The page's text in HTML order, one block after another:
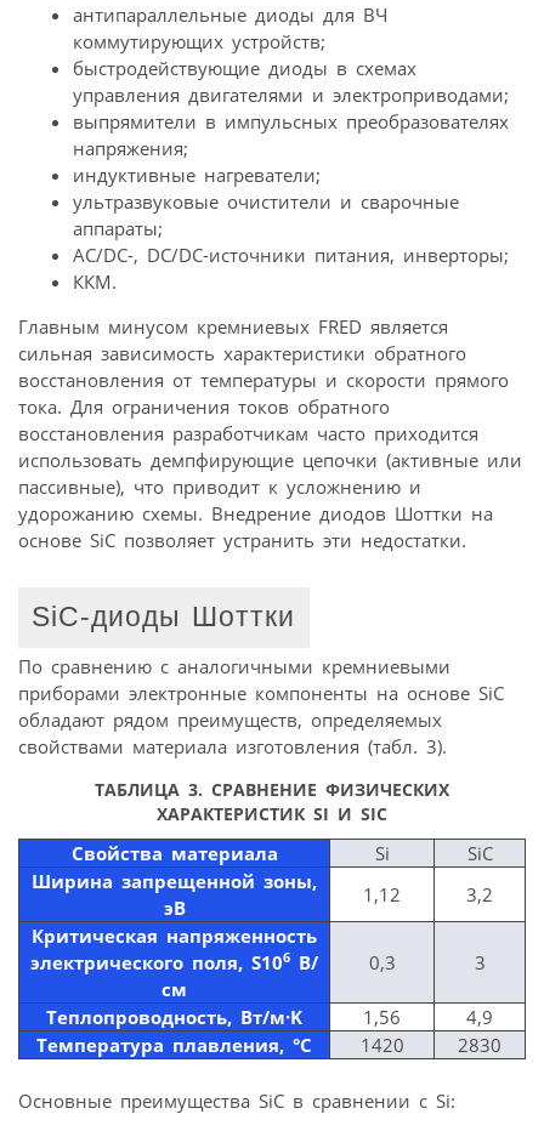
антипараллельные диоды для ВЧ
коммутирующих устройств;
быстродействующие диоды в схемах
управления двигателями и электроприводами;
выпрямители в импульсных преобразователях
напряжения;
индуктивные нагреватели;
ультразвуковые очистители и сварочные
аппараты;
AC/DC-, DC/DC-источники питания, инверторы;
ККМ.
Главным минусом кремниевых FRED является
сильная зависимость характеристики обратного
восстановления от температуры и скорости прямого
тока. Для ограничения токов обратного
восстановления разработчикам часто приходится
использовать демпфирующие цепочки (активные или
пассивные), что приводит к усложнению и
удорожанию схемы. Внедрение диодов Шоттки на
основе SiC позволяет устранить эти недостатки.
SiC-диоды Шоттки
По сравнению с аналогичными кремниевыми
приборами электронные компоненты на основе SiC
обладают рядом преимуществ, определяемых
свойствами материала изготовления (табл. 3).
ТАБЛИЦА 3. СРАВНЕНИЕ ФИЗИЧЕСКИХ
ХАРАКТЕРИСТИК SI И SIC
Свойства материала Si
SiC
Ширина запрещенной зоны,
эВ
1,12
3,2
Критическая напряженность
электрического поля, Ѕ106 В/
см
0,3 3
Теплопроводность, Вт/м·K 1,56
4,9
Температура плавления, °C
1420 2830
Основные преимущества SiC в сравнении с Si: